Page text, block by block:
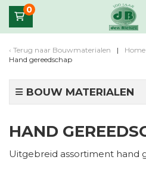
0
Terug naar Bouwmaterialen Home
Hand gereedschap
BOUW MATERIALEN
HAND
Uitgebreid assortiment hand